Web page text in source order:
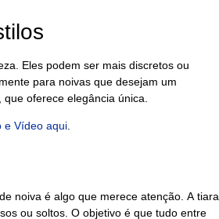
Eles podem ser mais discretos ou
para noivas que desejam um
oferece elegância única.
e Vídeo aqui.
noiva é algo que merece atenção. A tiara
ou soltos. O objetivo é que tudo entre